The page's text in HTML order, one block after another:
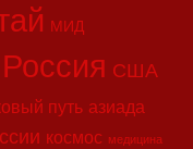
МИД
Россия США
путь азиада
космос медицина